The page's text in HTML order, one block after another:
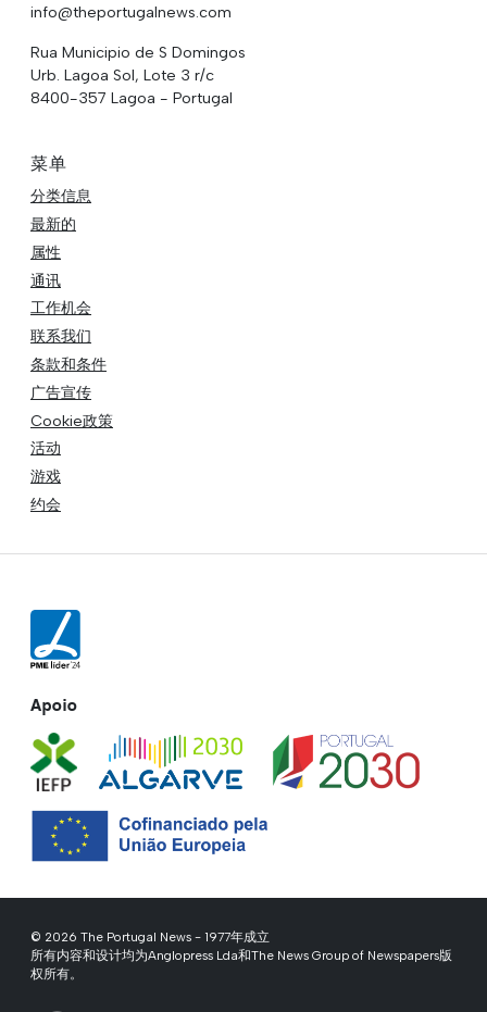
info@theportugalnews.com
Rua Municipio de S Domingos
Urb. Lagoa Sol, Lote 3 r/c
8400-357 Lagoa - Portugal
菜单
分类信息
最新的
属性
通讯
工作机会
联系我们
条款和条件
广告宣传
Cookie政策
活动
游戏
约会
Apoio
© 2026 The Portugal News - 1977年成立
所有内容和设计均为Anglopress Lda和The News Group of Newspapers版
权所有。